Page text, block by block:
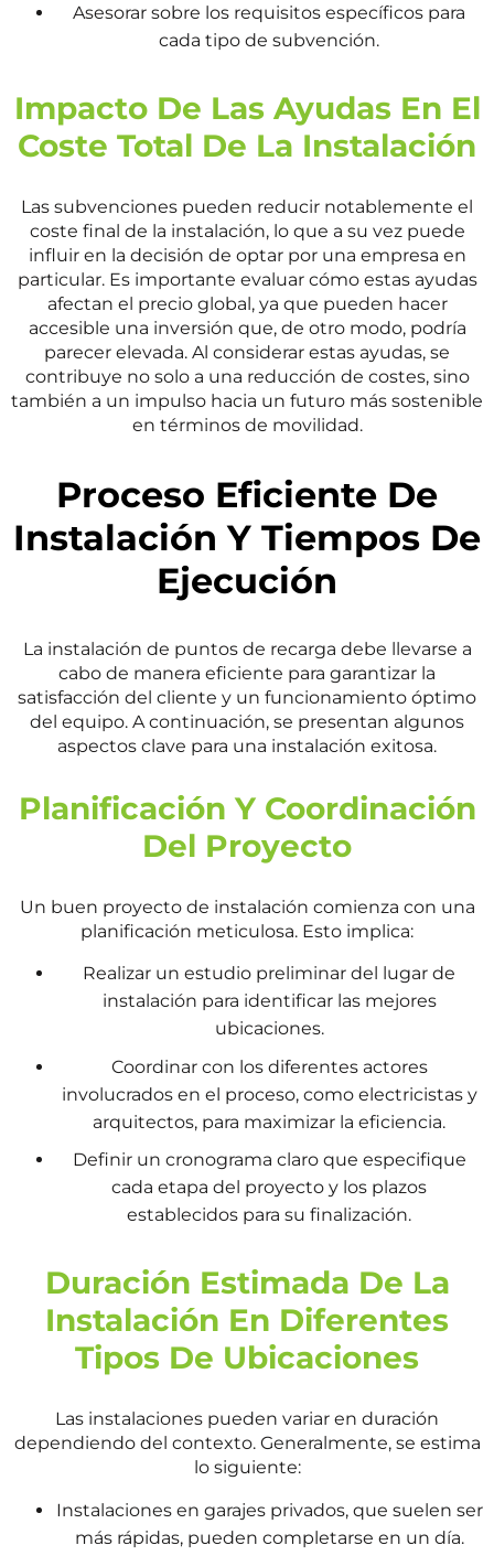
Asesorar sobre los requisitos específicos para
cada tipo de subvención.
Impacto De Las Ayudas En El
Coste Total De La Instalación
Las subvenciones pueden reducir notablemente el
coste final de la instalación, lo que a su vez puede
influir en la decisión de optar por una empresa en
particular. Es importante evaluar cómo estas ayudas
afectan el precio global, ya que pueden hacer
accesible una inversión que, de otro modo, podría
parecer elevada. Al considerar estas ayudas, se
contribuye no solo a una reducción de costes, sino
también a un impulso hacia un futuro más sostenible
en términos de movilidad.
Proceso Eficiente De
Instalación Y Tiempos De
Ejecución
La instalación de puntos de recarga debe llevarse a
cabo de manera eficiente para garantizar la
satisfacción del cliente y un funcionamiento óptimo
del equipo. A continuación, se presentan algunos
aspectos clave para una instalación exitosa.
Planificación Y Coordinación
Del Proyecto
Un buen proyecto de instalación comienza con una
planificación meticulosa. Esto implica:
Realizar un estudio preliminar del lugar de
instalación para identificar las mejores
ubicaciones.
Coordinar con los diferentes actores
involucrados en el proceso, como electricistas y
arquitectos, para maximizar la eficiencia.
Definir un cronograma claro que especifique
cada etapa del proyecto y los plazos
establecidos para su finalización.
Duración Estimada De La
Instalación En Diferentes
Tipos De Ubicaciones
Las instalaciones pueden variar en duración
dependiendo del contexto. Generalmente, se estima
lo siguiente:
Instalaciones en garajes privados, que suelen ser
más rápidas, pueden completarse en un día.